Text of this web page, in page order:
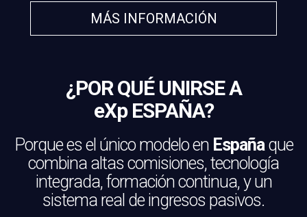
MÁS INFORMACIÓN
¿POR QUÉ UNIRSE A
eXp ESPAÑA?
Porque es el único modelo en Españaque
combina altas comisiones, tecnología
integrada, formación continua, y un
sistema real de ingresos pasivos.